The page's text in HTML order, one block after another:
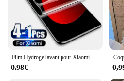
0,98€